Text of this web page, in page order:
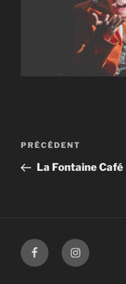
Navigation
l’article
Article
précédent
PRÉCÉDENT
La Fontaine Café
FacebookInstagram